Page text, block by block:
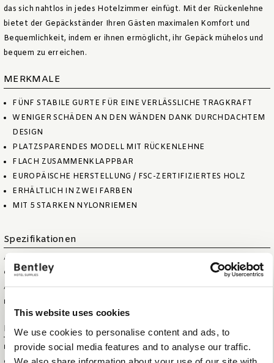
This website uses cookies
We use cookies to personalise content and ads, to
provide social media features and to analyse our traffic.
das sich nahtlos in jedes Hotelzimmer einfügt. Mit der Rückenlehne
bietet der Gepäckständer Ihren Gästen maximalen Komfort und
Bequemlichkeit, indem er ihnen ermöglicht, ihr Gepäck mühelos und
bequem zu erreichen.
MERKMALE
FÜNF STABILE GURTE FÜR EINE VERLÄSSLICHE TRAGKRAFT
WENIGER SCHÄDEN AN DEN WÄNDEN DANK DURCHDACHTEM
DESIGN
PLATZSPARENDES MODELL MIT RÜCKENLEHNE
FLACH ZUSAMMENKLAPPBAR
EUROPÄISCHE HERSTELLUNG / FSC-ZERTIFIZIERTES HOLZ
ERHÄLTLICH IN ZWEI FARBEN
MIT 5 STARKEN NYLONRIEMEN
Spezifikationen
ARTIKELGRÖSSE (B X T X H)
GEFALTETE GRÖSSE (B X T X H)
ARTIKELNETTOGEWICHT
4 KG
MAX. KAPAZITÄT
Logistische Informationen
HS CODE
44219999